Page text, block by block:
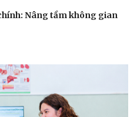
Nâng tầm không gian